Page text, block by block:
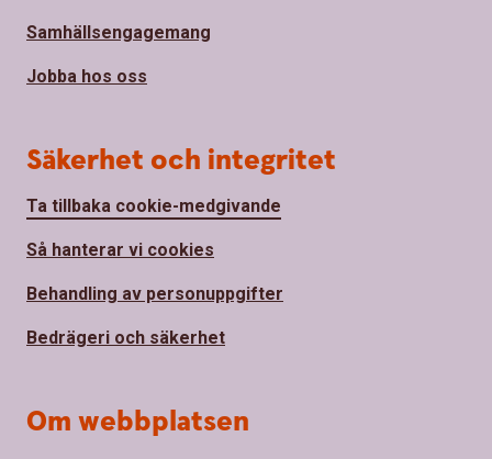
Samhällsengagemang
Jobba hos oss
Säkerhet och integritet
Ta tillbaka cookie-medgivande
Så hanterar vi cookies
Behandling av personuppgifter
Bedrägeri och säkerhet
Om webbplatsen